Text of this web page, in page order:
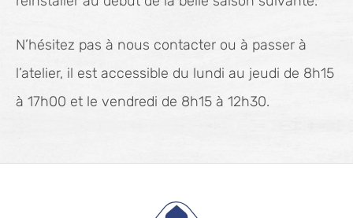
N’hésitez pas à nous contacter ou à passer à
l’atelier, il est accessible du lundi au jeudi de 8h15
à 17h00 et le vendredi de 8h15 à 12h30.